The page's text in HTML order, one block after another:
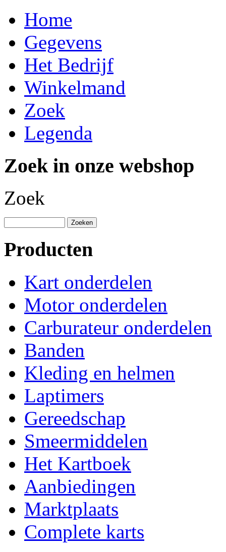
Home
Gegevens
Het Bedrijf
Winkelmand
Zoek
Legenda
Zoek in onze webshop
Zoek
Producten
Kart onderdelen
Motor onderdelen
Carburateur onderdelen
Banden
Kleding en helmen
Laptimers
Gereedschap
Smeermiddelen
Het Kartboek
Aanbiedingen
Marktplaats
Complete karts